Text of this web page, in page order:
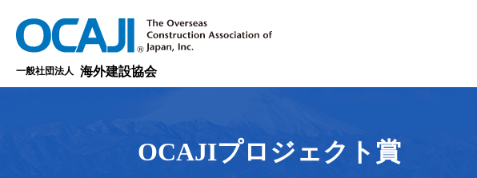
一般社団法人 海外建設協会
OCAJIプロジェクト賞